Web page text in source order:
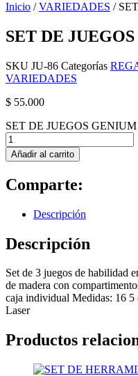
Inicio /VARIEDADES /
SET DE
SKU JU-86 Categorías
VARIEDADES
$ 55.000
SET DE JUEGOS GENIUM
Añadir al carrito
Comparte:
Descripción
Descripción
Set de 3 juegos de habilidad
de madera con
caja individual Medidas: 16
Laser
Productos